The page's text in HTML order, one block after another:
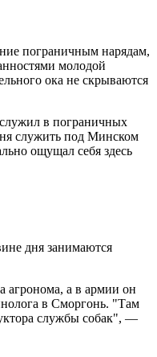
пограничным нарядам,
молодой
ока не скрываются
в пограничных
служить под Минском
ощущал себя здесь
дня занимаются
агронома, а в армии он
в Сморгонь. "Там
службы собак", —